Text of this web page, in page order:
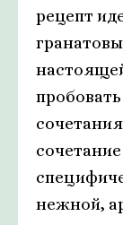
рецепт
нежной,